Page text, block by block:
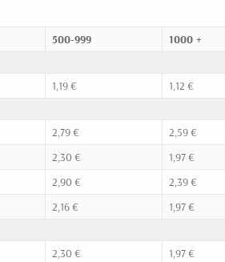
500-999
1000 +
1,19 €
1,12 €
2,79 €
2,59 €
2,30 €
1,97 €
2,90 €
2,39 €
2,16 €
1,97 €
2,30 €
1,97 €